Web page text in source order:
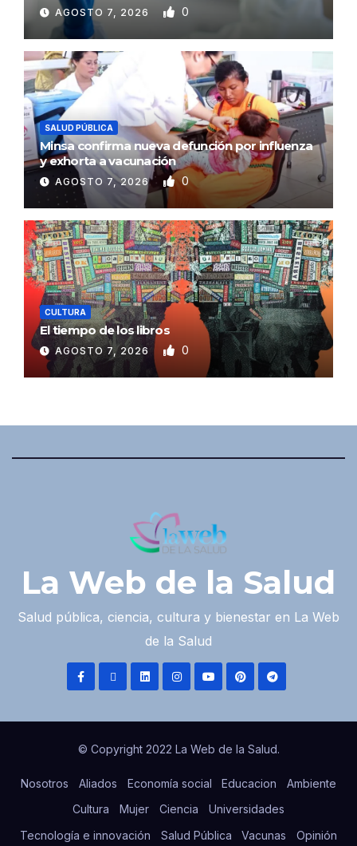
AGOSTO 7, 2026 0
SALUD PÚBLICA
Minsa confirma nueva defunción por influenza
y exhorta a vacunación
AGOSTO 7, 2026 0
CULTURA
El tiempo de los libros
AGOSTO 7, 2026 0
La Web de la Salud
Salud pública, ciencia, cultura y bienestar en La Web
de la Salud
© Copyright 2022 La Web de la Salud.
Nosotros Aliados Economía social Educacion
Ambiente
Cultura
Mujer Ciencia
Universidades
Tecnología e innovación
Salud Pública Vacunas Opinión